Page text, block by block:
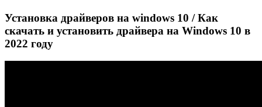
Установка драйверов на windows 10 / Как
скачать и установить драйвера на Windows 10 в
2022 году